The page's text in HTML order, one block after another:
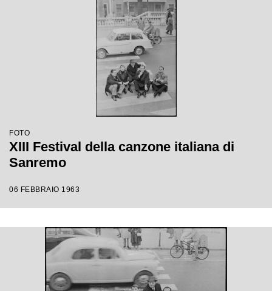
FOTO
XIII Festival della canzone italiana di
Sanremo
06 FEBBRAIO 1963